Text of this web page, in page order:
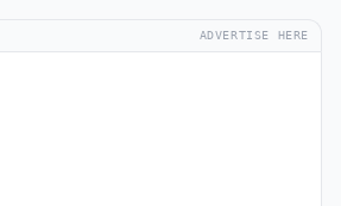
ADVERTISE HERE